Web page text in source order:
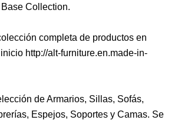
Collection.
completa de productos en
http://alt-furniture.en.made-in-
de Armarios, Sillas, Sofás,
Espejos, Soportes y Camas. Se